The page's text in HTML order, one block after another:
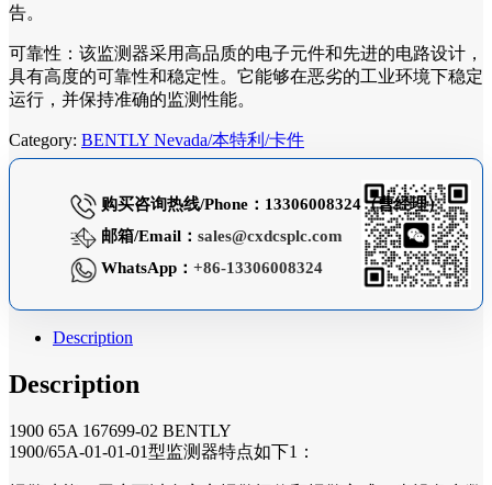
告。
可靠性：该监测器采用高品质的电子元件和先进的电路设计，
具有高度的可靠性和稳定性。它能够在恶劣的工业环境下稳定
运行，并保持准确的监测性能。
Category: BENTLY Nevada/本特利/卡件
购买咨询热线/Phone：13306008324（曹经理）
邮箱/Email： sales@cxdcsplc.com
WhatsApp： +86-13306008324
Description
Description
1900 65A 167699-02 BENTLY
1900/65A-01-01-01型监测器特点如下1：